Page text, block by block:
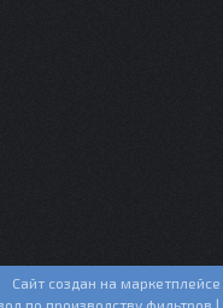
Сайт создан на маркетплейсе
ТОО Бриссоль завод по производству фильтров |